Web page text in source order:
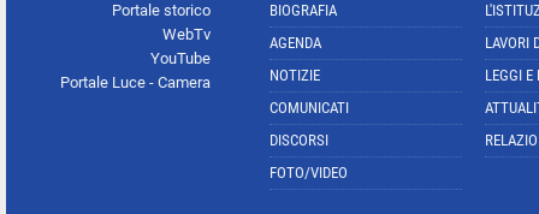
Portale storico
WebTv
YouTube
Portale Luce - Camera
BIOGRAFIA
AGENDA
NOTIZIE
COMUNICATI
DISCORSI
FOTO/VIDEO
LAVORI
LEGGI E